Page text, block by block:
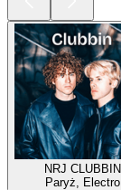
NRJ CLUBBIN
Paryż, Electro